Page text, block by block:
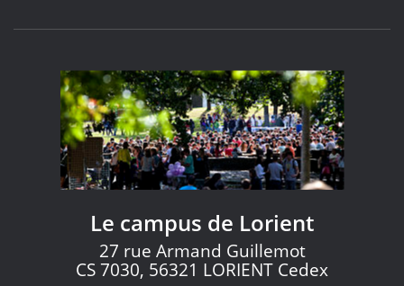
Le campus de Lorient
27 rue Armand Guillemot
CS 7030, 56321 LORIENT Cedex